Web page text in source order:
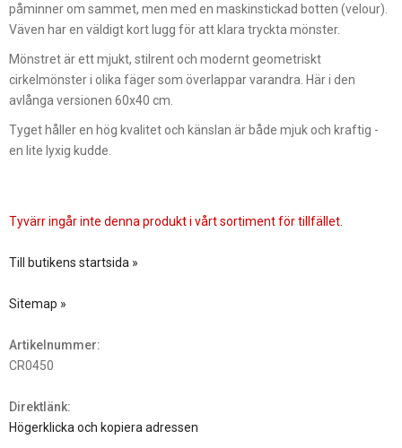
påminner om sammet, men med en maskinstickad botten (velour).
Väven har en väldigt kort lugg för att klara tryckta mönster.
Mönstret är ett mjukt, stilrent och modernt geometriskt
cirkelmönster i olika fäger som överlappar varandra. Här i den
avlånga versionen 60x40 cm.
Tyget håller en hög kvalitet och känslan är både mjuk och kraftig -
en lite lyxig kudde.
Tyvärr ingår inte denna produkt i vårt sortiment för tillfället.
Till butikens startsida »
Sitemap »
Artikelnummer:
CR0450
Direktlänk:
Högerklicka och kopiera adressen